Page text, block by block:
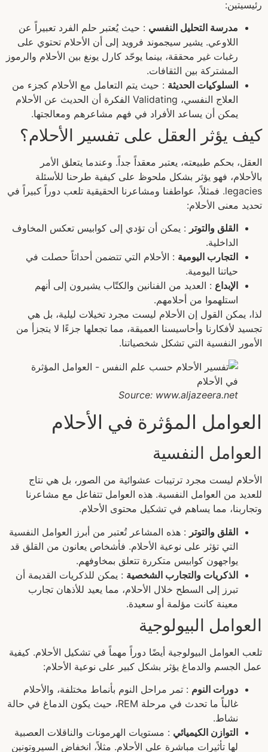
رئيسيتين:
مدرسة التحليل النفسي : حيث يُعتبر حلم الفرد تعبيراً عن
اللاوعي. يشير سيجموند فرويد إلى أن الأحلام تحتوي على
رغبات غير محققة، بينما يوحّد كارل يونغ بين الأحلام والرموز
المشتركة بين الثقافات.
السلوكيات الحديثة : حيث يتم التعامل مع الأحلام كجزء من
العلاج النفسي، Validating الفكرة أن الحديث عن الأحلام
يمكن أن يساعد الأفراد في فهم مشاعرهم ومعالجتها.
كيف يؤثر العقل على تفسير الأحلام؟
العقل، بحكم طبيعته، يعتبر معقداً جداً. وعندما يتعلق الأمر
بالأحلام، فهو يؤثر بشكل ملحوظ على كيفية طرحنا للأسئلة
legacies. فمثلاً، عواطفنا ومشاعرنا الحقيقية تلعب دوراً كبيراً في
تحديد معنى الأحلام:
القلق والتوتر : يمكن أن تؤدي إلى كوابيس تعكس المخاوف
الداخلية.
التجارب اليومية : الأحلام التي تتضمن أحداثاً حصلت في
حياتنا اليومية.
الإبداع : العديد من الفنانين والكتّاب يشيرون إلى أنهم
استلهموا من أحلامهم.
لذا، يمكن القول إن الأحلام ليست مجرد تخيلات ليلية، بل هي
تجسيد لأفكارنا وأحاسيسنا العميقة، مما تجعلها جزءًا لا يتجزأ من
الأمور النفسية التي تشكل شخصياتنا.
Source: www.aljazeera.net
العوامل المؤثرة في الأحلام
العوامل النفسية
الأحلام ليست مجرد ترتيبات عشوائية من الصور، بل هي نتاج
للعديد من العوامل النفسية. هذه العوامل تتفاعل مع مشاعرنا
وتجاربنا، مما يساهم في تشكيل محتوى الأحلام.
القلق والتوتر : هذه المشاعر تُعتبر من أبرز العوامل النفسية
التي تؤثر على نوعية الأحلام. فأشخاص يعانون من القلق قد
يواجهون كوابيس متكررة تتعلق بمخاوفهم.
الذكريات والتجارب الشخصية : يمكن للذكريات القديمة أن
تبرز إلى السطح خلال الأحلام، مما يعيد للأذهان تجارب
معينة كانت مؤلمة أو سعيدة.
العوامل البيولوجية
تلعب العوامل البيولوجية أيضًا دوراً مهماً في تشكيل الأحلام. كيفية
عمل الجسم والدماغ يؤثر بشكل كبير على نوعية الأحلام:
دورات النوم : تمر مراحل النوم بأنماط مختلفة، والأحلام
غالباً ما تحدث في مرحلة REM، حيث يكون الدماغ في حالة
نشاط.
التوازن الكيميائي : مستويات الهرمونات والناقلات العصبية
لها تأثيرات مباشرة على الأحلام. مثلاً، انخفاض السيروتونين